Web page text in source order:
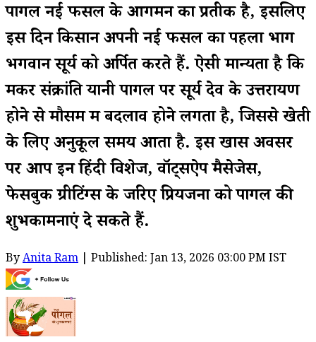
पोंगल नई फसल के आगमन का प्रतीक है, इसलिए
इस दिन किसान अपनी नई फसल का पहला भाग
भगवान सूर्य को अर्पित करते हैं. ऐसी मान्यता है कि
मकर संक्रांति यानी पोंगल पर सूर्य देव के उत्तरायण
होने से मौसम में बदलाव होने लगता है, जिससे खेती
के लिए अनुकूल समय आता है. इस खास अवसर
पर आप इन हिंदी विशेज, वॉट्सऐप मैसेजेस,
फेसबुक ग्रीटिंग्स के जरिए प्रियजनों को पोंगल की
शुभकामनाएं दे सकते हैं.
ByAnita Ram | Published: Jan 13, 2026 03:00 PM IST